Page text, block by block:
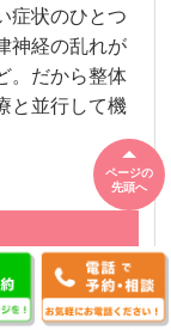
症状のひとつ
神経の乱れが
。だから整体
と並行して機
ず仕組みから
の緊張は、顎
ページの
先頭へ